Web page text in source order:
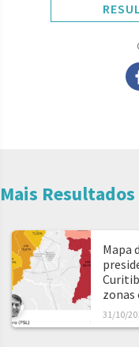
Mais Resultados
Mapa
31/10/